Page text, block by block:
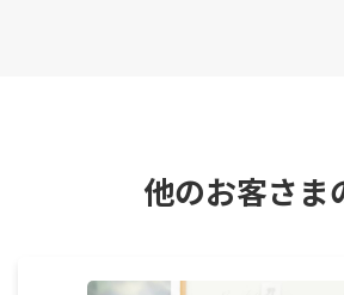
他のお客さま